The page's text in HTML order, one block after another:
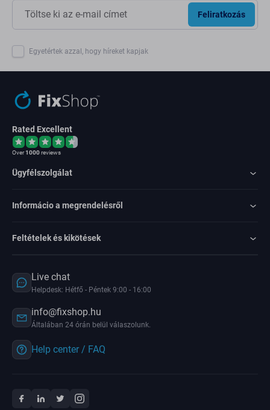
Feliratkozás
Egyetértek azzal, hogy híreket kapjak
Rated Excellent
Over1000reviews
Ügyfélszolgálat
Informácio a megrendelésről
Feltételek és kikötések
Live chat
Helpdesk: Hétfő - Péntek 9:00 - 16:00
info@fixshop.hu
Általában 24 órán belül válaszolunk.
Help center / FAQ